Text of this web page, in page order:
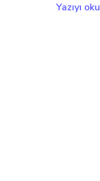
Yazıyı oku